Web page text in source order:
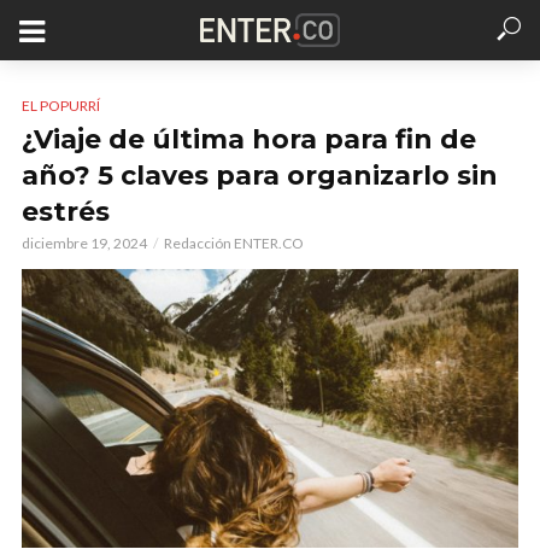
EL POPURRÍ
¿Viaje de última hora para fin de
año? 5 claves para organizarlo sin
estrés
diciembre 19, 2024 Redacción ENTER.CO